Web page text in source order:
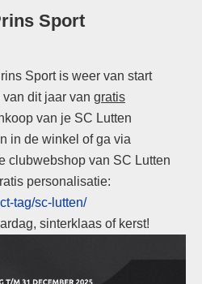
Sport
Sport is weer van start
dit jaar van gratis
van je SC Lutten
in de winkel of ga via
clubwebshop van SC Lutten
personalisatie:
tag/sc-lutten/
sinterklaas of kerst!